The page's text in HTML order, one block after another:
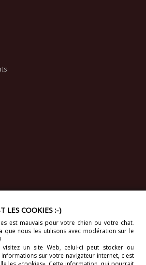
LES COOKIES :-)
est mauvais pour votre chien ou votre chat.
que nous les utilisons avec modération sur le
visitez un site Web, celui-cipeut stocker ou
sur votre navigateur internet, c'est